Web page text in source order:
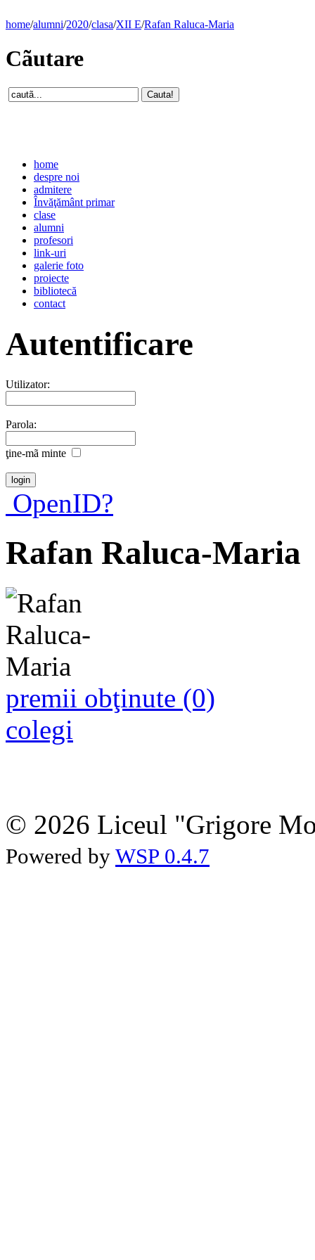
home/alumni/2020/clasa/XII E/Rafan Raluca-Maria
Cãutare
home
despre noi
admitere
Învăţământ primar
clase
alumni
profesori
link-uri
galerie foto
proiecte
bibliotecă
contact
Autentificare
Utilizator:
Parola:
ţine-mã minte
OpenID?
Rafan Raluca-Maria
premii obţinute (0)
colegi
© 2026 Liceul "Grigore
Powered by WSP 0.4.7